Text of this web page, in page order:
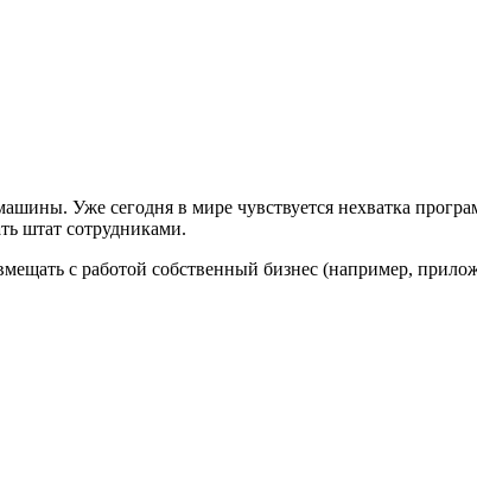
Уже сегодня в мире чувствуется нехватка
штат сотрудниками.
с работой собственный бизнес (например,